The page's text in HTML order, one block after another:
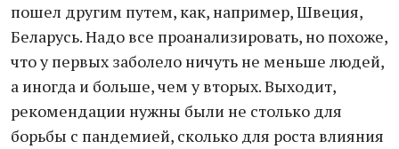
пошел другим путем, как, например, Швеция,
Беларусь. Надо все проанализировать, но похоже,
что у первых заболело ничуть не меньше людей,
а иногда и больше, чем у вторых. Выходит,
рекомендации нужны были не столько для
борьбы с пандемией, сколько для роста влияния